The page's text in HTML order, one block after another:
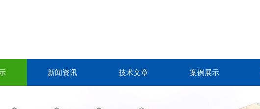
新闻资讯 技术文章 案例展示